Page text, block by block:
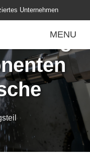
Unternehmen
MENU